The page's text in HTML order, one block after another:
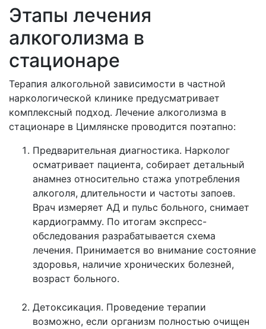
Этапы лечения
алкоголизма в
стационаре
Терапия алкогольной зависимости в частной
наркологической клинике предусматривает
комплексный подход. Лечение алкоголизма в
стационаре в Цимлянске проводится поэтапно:
Предварительная диагностика. Нарколог
осматривает пациента, собирает детальный
анамнез относительно стажа употребления
алкоголя, длительности и частоты запоев.
Врач измеряет АД и пульс больного, снимает
кардиограмму. По итогам экспресс-
обследования разрабатывается схема
лечения. Принимается во внимание состояние
здоровья, наличие хронических болезней,
возраст больного.
Детоксикация. Проведение терапии
возможно, если организм полностью очищен